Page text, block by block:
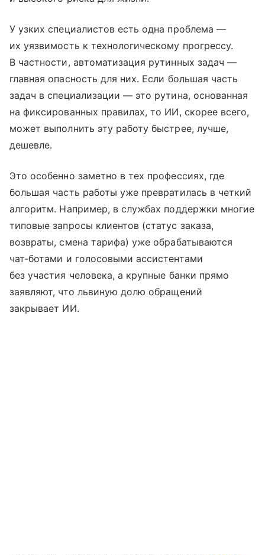
У узких специалистов есть одна проблема —
их уязвимость к технологическому прогрессу.
В частности, автоматизация рутинных задач —
главная опасность для них. Если большая часть
задач в специализации — это рутина, основанная
на фиксированных правилах, то ИИ, скорее всего,
может выполнить эту работу быстрее, лучше,
дешевле.
Это особенно заметно в тех профессиях, где
большая часть работы уже превратилась в четкий
алгоритм. Например, в службах поддержки многие
типовые запросы клиентов (статус заказа,
возвраты, смена тарифа) уже обрабатываются
чат‑ботами и голосовыми ассистентами
без участия человека, а крупные банки прямо
заявляют, что львиную долю обращений
закрывает ИИ.